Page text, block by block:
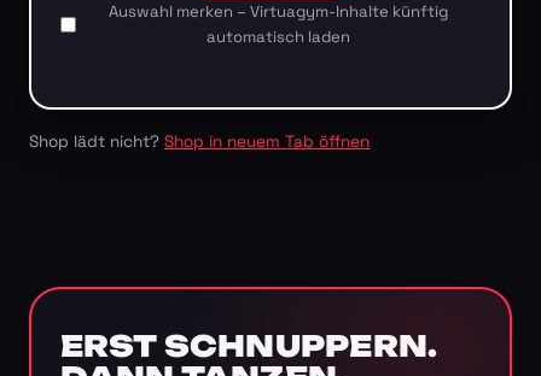
Auswahl merken – Virtuagym-Inhalte künftig
automatisch laden
Shop lädt nicht? Shop in neuem Tab öffnen
ERST SCHNUPPERN.